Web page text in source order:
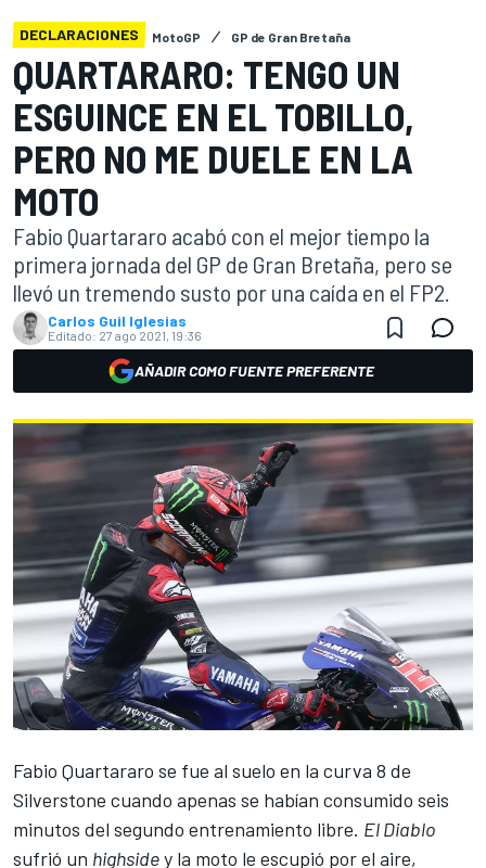
DECLARACIONES MotoGP GP de Gran Bretaña
QUARTARARO: TENGO UN
ESGUINCE EN EL TOBILLO,
PERO NO ME DUELE EN LA
MOTO
Fabio Quartararo acabó con el mejor tiempo la
primera jornada del GP de Gran Bretaña, pero se
llevó un tremendo susto por una caída en el FP2.
Carlos Guil Iglesias
Editado: 27 ago 2021, 19:36
AÑADIR COMO FUENTE PREFERENTE
Fabio Quartararo se fue al suelo en la curva 8 de
Silverstone cuando apenas se habían consumido seis
minutos del segundo entrenamiento libre. El Diablo
sufrió un highsidey la moto le escupió por el aire,